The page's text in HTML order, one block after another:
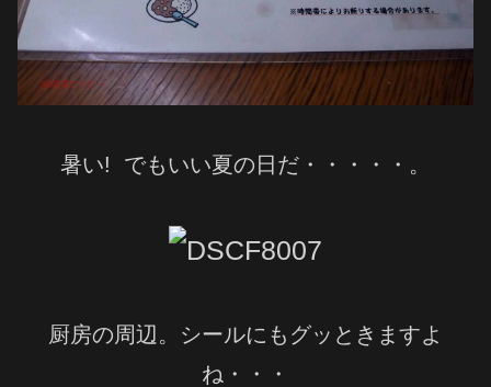
暑い! でもいい夏の日だ・・・・・。
厨房の周辺。シールにもグッときますよ
ね・・・